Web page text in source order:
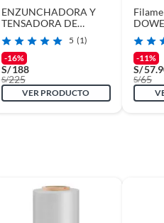
ENZUNCHADORA Y
TENSADORA DE
ZUNCHO PACK 2
PIEZAS AZUL ENETRO
5 (1)
-16%
S/ 188
S/225
VER PRODUCTO
-11%
S/
S/65